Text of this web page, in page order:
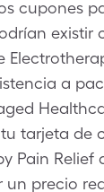
cupones
existir
a
tarjeta de
Pain Relief
precio